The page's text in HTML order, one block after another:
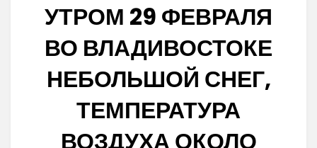
УТРОМ 29 ФЕВРАЛЯ
ВО ВЛАДИВОСТОКЕ
НЕБОЛЬШОЙ СНЕГ,
ТЕМПЕРАТУРА
ВОЗДУХА ОКОЛО